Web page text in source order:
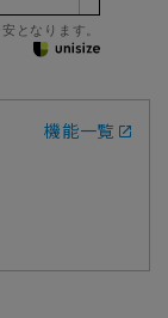
となります。
機能一覧